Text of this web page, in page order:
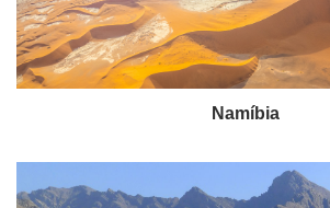
Namíbia